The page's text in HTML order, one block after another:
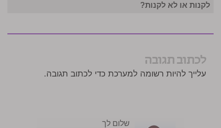
לקנות או לא לקנות?
לכתוב תגובה
עלייך להיות רשומה למערכת כדי לכתוב תגובה.
שלום לך